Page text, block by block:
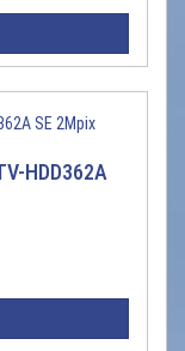
HDD362A